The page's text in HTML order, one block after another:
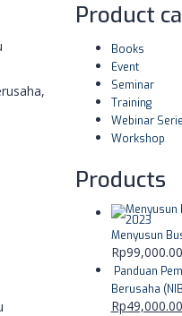
Product
Books
Event
Seminar
Training
Webinar
Workshop
Products
Menyusun
Rp99,000.00
Panduan
Berusaha
Rp49,000.00